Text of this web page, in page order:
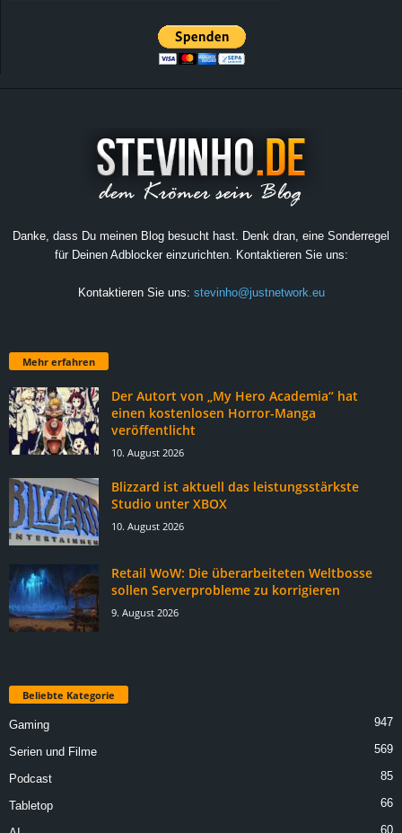
Danke, dass Du meinen Blog besucht hast. Denk dran, eine Sonderregel
für Deinen Adblocker einzurichten. Kontaktieren Sie uns:
Kontaktieren Sie uns: stevinho@justnetwork.eu
Mehr erfahren
Der Autort von „My Hero Academia“ hat
einen kostenlosen Horror-Manga
veröffentlicht
10. August 2026
Blizzard ist aktuell das leistungsstärkste
Studio unter XBOX
10. August 2026
Retail WoW: Die überarbeiteten Weltbosse
sollen Serverprobleme zu korrigieren
9. August 2026
Beliebte Kategorie
Gaming 947
Serien und Filme 569
Podcast 85
Tabletop 66
60